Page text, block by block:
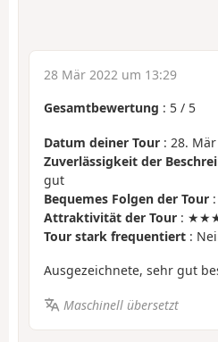
28 Mär 2022 um 13:29
Gesamtbewertung : 5 / 5
Datum deiner Tour : 28.
Zuverlässigkeit der
gut
Bequemes Folgen der Tour
Attraktivität der Tour :
Tour stark frequentiert :
Ausgezeichnete, sehr gut
Maschinell übersetzt